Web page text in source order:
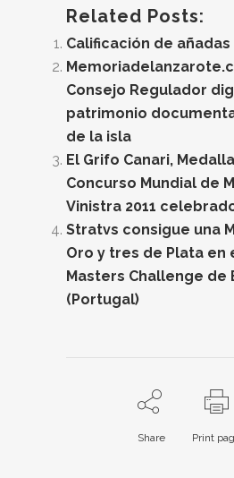
Related Posts:
Calificación de añadas
Consejo Regulador
patrimonio
de la isla
El Grifo Canari,
Concurso Mundial de
Vinistra 2011
Stratvs consigue una
Oro y tres de Plata en
Masters Challenge de
(Portugal)
Share Print